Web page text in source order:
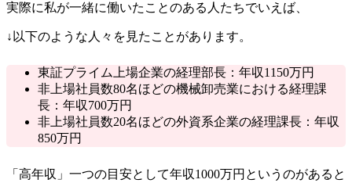
実際に私が一緒に働いたことのある人たちでいえば、
↓以下のような人々を見たことがあります。
東証プライム上場企業の経理部長：年収1150万円
非上場社員数80名ほどの機械卸売業における経理課
長：年収700万円
非上場社員数20名ほどの外資系企業の経理課長：年収
850万円
「高年収」一つの目安として年収1000万円というのがあると